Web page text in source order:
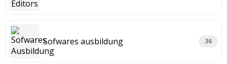
Sofwares ausbildung 36